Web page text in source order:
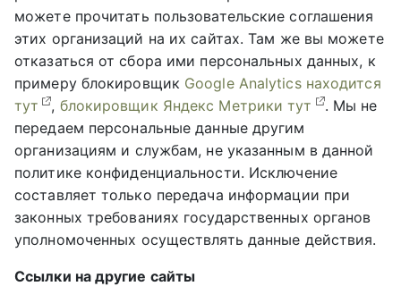
можете прочитать пользовательские соглашения
этих организаций на их сайтах. Там же вы можете
отказаться от сбора ими персональных данных, к
примеру блокировщик Google Analytics находится
тут
, блокировщик Яндекс Метрики тут
. Мы не
передаем персональные данные другим
организациям и службам, не указанным в данной
политике конфиденциальности. Исключение
составляет только передача информации при
законных требованиях государственных органов
уполномоченных осуществлять данные действия.
Ссылки на другие сайты